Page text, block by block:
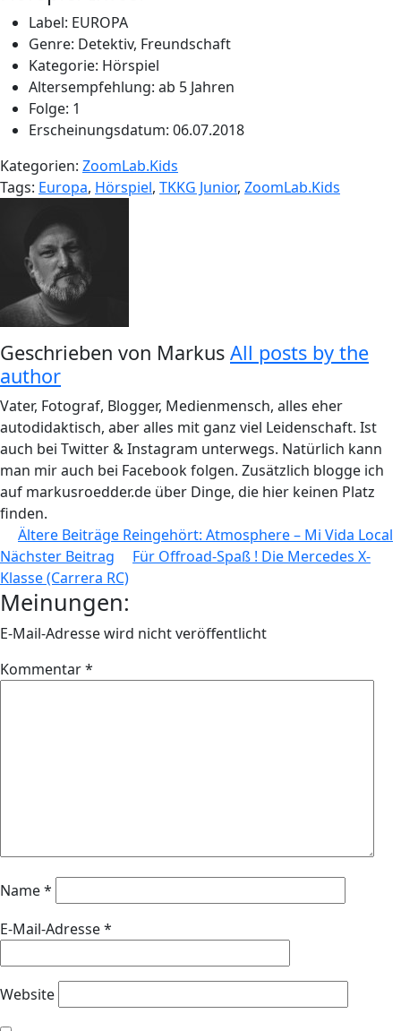
Label: EUROPA
Genre: Detektiv, Freundschaft
Kategorie: Hörspiel
Altersempfehlung: ab 5 Jahren
Folge: 1
Erscheinungsdatum: 06.07.2018
Kategorien: ZoomLab.Kids
Tags: Europa, Hörspiel, TKKG Junior, ZoomLab.Kids
Geschrieben von Markus All posts by the
author
Vater, Fotograf, Blogger, Medienmensch, alles eher
autodidaktisch, aber alles mit ganz viel Leidenschaft. Ist
auch bei Twitter & Instagram unterwegs. Natürlich kann
man mir auch bei Facebook folgen. Zusätzlich blogge ich
auf markusroedder.de über Dinge, die hier keinen Platz
finden.
Beitragsnavigation
Ältere Beiträge Reingehört: Atmosphere – Mi Vida Local
Nächster Beitrag
Für Offroad-Spaß ! Die Mercedes X-
Klasse (Carrera RC)
Meinungen:
E-Mail-Adresse wird nicht veröffentlicht
Kommentar*
Name*
E-Mail-Adresse*
Website